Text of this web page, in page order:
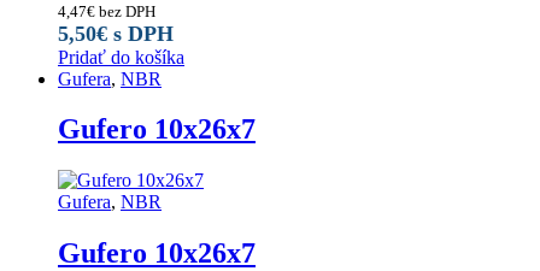
4,47€ bez DPH
5,50€ s DPH
Pridať do košíka
Gufera, NBR
Gufero 10x26x7
Gufera, NBR
Gufero 10x26x7